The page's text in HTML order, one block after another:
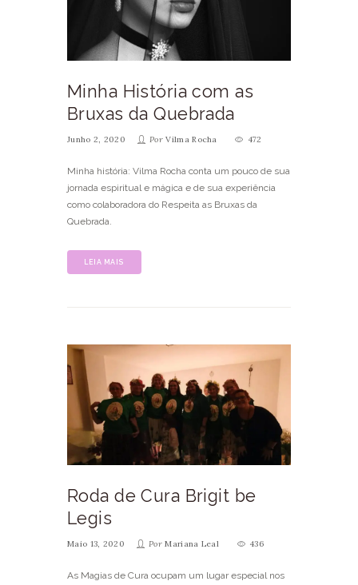
Minha História com as
Bruxas da Quebrada
Junho 2, 2020 PorVilma Rocha 472
Minha história: Vilma Rocha conta um pouco de sua
jornada espiritual e mágica e de sua experiência
como colaboradora do Respeita as Bruxas da
Quebrada.
LEIA MAIS
Roda de Cura Brigit be
Legis
Maio 13, 2020 PorMariana Leal 436
As Magias de Cura ocupam um lugar especial nos